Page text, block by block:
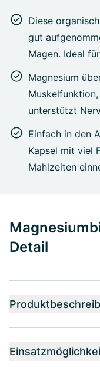
Diese
gut
Magen. Ideal
Magnesium
unterstützt
Einfach in den
Kapsel mit viel
Mahlzeiten
Detail